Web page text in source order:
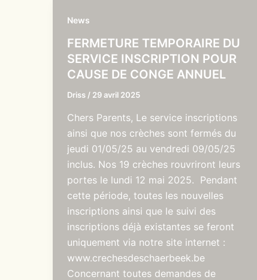
News
FERMETURE TEMPORAIRE DU
SERVICE INSCRIPTION POUR
CAUSE DE CONGE ANNUEL
Driss / 29 avril 2025
Chers Parents, Le service inscriptions
ainsi que nos crèches sont fermés du
jeudi 01/05/25 au vendredi 09/05/25
inclus. Nos 19 crèches rouvriront leurs
portes le lundi 12 mai 2025. Pendant
cette période, toutes les nouvelles
inscriptions ainsi que le suivi des
inscriptions déjà existantes se feront
uniquement via notre site internet :
www.crechesdeschaerbeek.be
Concernant toutes demandes de